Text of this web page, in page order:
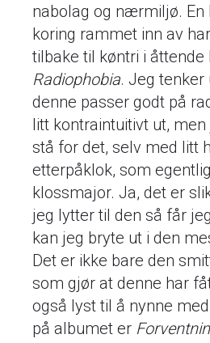
nabolag og nærmiljø.
koring rammet inn av
tilbake til køntri i
Radiophobia. Jeg
denne passer godt på
litt kontraintuitivt ut,
stå for det, selv med litt
etterpåklok, som
klossmajor. Ja, det er
jeg lytter til den så får
kan jeg bryte ut i den
Det er ikke bare den
som gjør at denne har
også lyst til å nynne
på albumet er